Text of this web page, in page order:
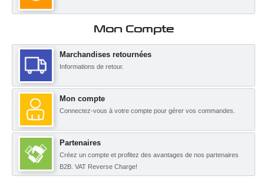
Mon Compte
Marchandises retournées
Informations de retour.
Mon compte
Connectez-vous à votre compte pour gérer vos commandes.
Partenaires
Créez un compte et profitez des avantages de nos partenaires
B2B. VAT Reverse Charge!